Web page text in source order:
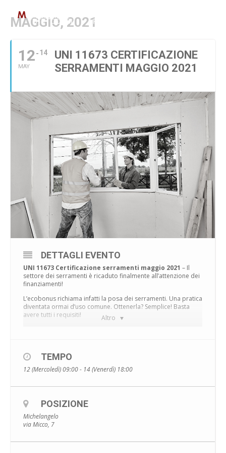
TUTTI CORSI PAR GOL
MAGGIO, 2021
12
MAY
14
UNI 11673 CERTIFICAZIONE
SERRAMENTI MAGGIO 2021
Altro
DETTAGLI EVENTO
UNI 11673 Certificazione serramenti maggio 2021 – Il
settore dei serramenti è ricaduto finalmente all’attenzione dei
finanziamenti!
L’ecobonus richiama infatti la posa dei serramenti. Una pratica
diventata ormai d’uso comune. Ottenerla? Semplice! Basta
avere tutti i requisiti!
LA UNI 11673: COSA DICE LA
NORMA?
Verifica della progettazione
TEMPO
12 (Mercoledì) 09:00 - 14 (Venerdì) 18:00
POSIZIONE
Michelangelo
via Micco, 7